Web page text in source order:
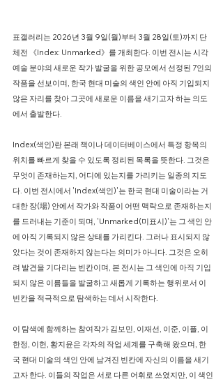
표갤러리는 2026년 3월 9일(월)부터 3월 28일(토)까지 단
체전 《Index: Unmarked》를 개최한다. 이번 전시는 시각
예술 분야의 새로운 작가 발굴을 위한 공모에서 선정된 7인의
작품을 선보이며, 한국 현대 미술의 색인 안에 아직 기입되지
않은 자리를 찾아 그곳에 새로운 이름을 새기고자 하는 의도
에서 출발한다.
Index(색인)란 본래 책이나 데이터베이스에서 특정 항목의
위치를 빠르게 찾을 수 있도록 정리된 목록을 뜻한다. 그것은
무엇이 존재하는지, 어디에 있는지를 가리키는 일종의 지도
다. 이번 전시에서 'Index(색인)'는 한국 현대 미술이라는 거
대한 장(場) 안에서 작가와 작품이 어떤 맥락으로 존재하는지
를 드러내는 기준이 되며, 'Unmarked(미표시)'는 그 색인 안
에 아직 기록되지 않은 상태를 가리킨다. 그러나 표시되지 않
았다는 것이 존재하지 않는다는 의미가 아니다. 그것은 오히
려 발견을 기다리는 빈칸이며, 본 전시는 그 색인에 아직 기입
되지 않은 이름들을 발굴하고 새롭게 기록하는 행위로서 이
빈칸을 적극적으로 탐색하는 데서 시작한다.
이 탐색에 함께하는 참여작가 김보민, 이재선, 이준, 이플, 이
한정, 이헌, 황지윤은 각자의 작업 세계를 구축해 왔으며, 한
국 현대 미술의 색인 안에 남겨진 빈칸에 자신의 이름을 새기
고자 한다. 이들의 작업은 서로 다른 어휘로 쓰였지만, 이 색인